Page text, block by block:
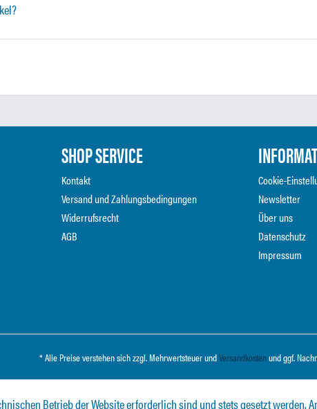
SHOP SERVICE
Kontakt
Versand und Zahlungsbedingungen
Widerrufsrecht
AGB
Cookie-
Newsletter
Über uns
Datenschutz
Impressum
* Alle Preise verstehen sich zzgl. Mehrwertsteuer undVersandkostenund ggf.
Betrieb der Website erforderlich sind und stets gesetzt werden.